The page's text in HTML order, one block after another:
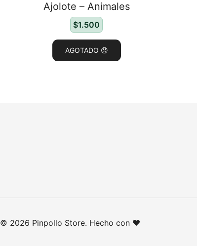
Ajolote – Animales
$1.500
AGOTADO 😞
© 2026 Pinpollo Store. Hecho con ❤️